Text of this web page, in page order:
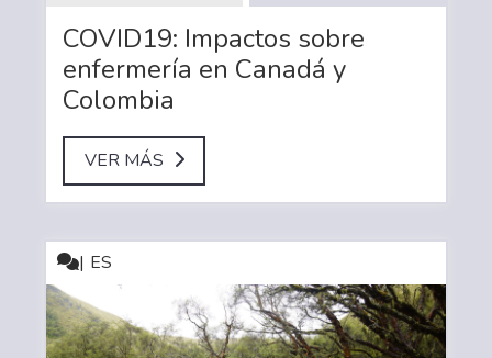
COVID19: Impactos sobre
enfermería en Canadá y
Colombia
VER MÁS
ES